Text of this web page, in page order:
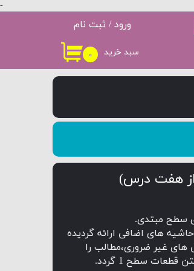
-
۰ سبد خرید
ورود / ثبت نام
حساب کاربری من
تغییر گذر واژه
کاربری
هفت درس)
سطح مبتدی.
های اضافی ارائه گردیده
های غیر ضروری،مطالب را
سطح 1 گردد.